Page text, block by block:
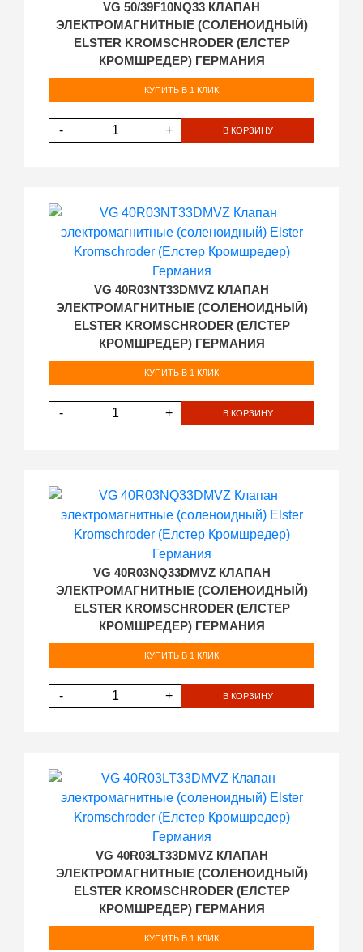
VG 50/39F10NQ33 КЛАПАН
ЭЛЕКТРОМАГНИТНЫЕ (СОЛЕНОИДНЫЙ)
ELSTER KROMSCHRODER (ЕЛСТЕР
КРОМШРЕДЕР) ГЕРМАНИЯ
КУПИТЬ В 1 КЛИК
- + В КОРЗИНУ
VG 40R03NT33DMVZ КЛАПАН
ЭЛЕКТРОМАГНИТНЫЕ (СОЛЕНОИДНЫЙ)
ELSTER KROMSCHRODER (ЕЛСТЕР
КРОМШРЕДЕР) ГЕРМАНИЯ
КУПИТЬ В 1 КЛИК
- + В КОРЗИНУ
VG 40R03NQ33DMVZ КЛАПАН
ЭЛЕКТРОМАГНИТНЫЕ (СОЛЕНОИДНЫЙ)
ELSTER KROMSCHRODER (ЕЛСТЕР
КРОМШРЕДЕР) ГЕРМАНИЯ
КУПИТЬ В 1 КЛИК
- + В КОРЗИНУ
VG 40R03LT33DMVZ КЛАПАН
ЭЛЕКТРОМАГНИТНЫЕ (СОЛЕНОИДНЫЙ)
ELSTER KROMSCHRODER (ЕЛСТЕР
КРОМШРЕДЕР) ГЕРМАНИЯ
КУПИТЬ В 1 КЛИК